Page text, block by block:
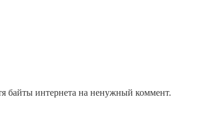
байты интернета на ненужный коммент.